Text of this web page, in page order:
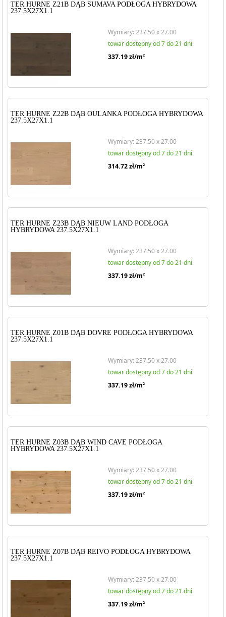
TER HURNE Z21B DĄB SUMAVA PODŁOGA HYBRYDOWA
237.5X27X1.1
Wymiary: 237.50 x 27.00
towar dostępny od 7 do 21 dni
337.19zł/m2
TER HURNE Z22B DĄB OULANKA PODŁOGA HYBRYDOWA
237.5X27X1.1
Wymiary: 237.50 x 27.00
towar dostępny od 7 do 21 dni
314.72zł/m2
TER HURNE Z23B DĄB NIEUW LAND PODŁOGA
HYBRYDOWA 237.5X27X1.1
Wymiary: 237.50 x 27.00
towar dostępny od 7 do 21 dni
337.19zł/m2
TER HURNE Z01B DĄB DOVRE PODŁOGA HYBRYDOWA
237.5X27X1.1
Wymiary: 237.50 x 27.00
towar dostępny od 7 do 21 dni
337.19zł/m2
TER HURNE Z03B DĄB WIND CAVE PODŁOGA
HYBRYDOWA 237.5X27X1.1
Wymiary: 237.50 x 27.00
towar dostępny od 7 do 21 dni
337.19zł/m2
TER HURNE Z07B DĄB REIVO PODŁOGA HYBRYDOWA
237.5X27X1.1
Wymiary: 237.50 x 27.00
towar dostępny od 7 do 21 dni
337.19zł/m2